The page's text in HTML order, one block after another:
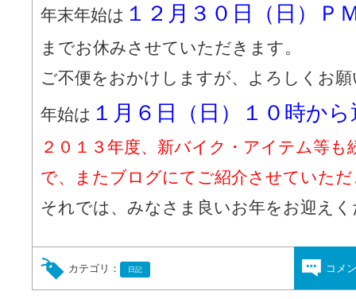
年末年始は １２月３０日（日）Ｐ
までお休みさせていただきます。
ご不便をおかけしますが、よろしくお
年始は １月６日（日）１０時か
２０１３年度、新バイク・アイテム等
で、またブログにてご紹介させていた
それでは、みなさま良いお年をお迎え
カテゴリ： 日記 コメ